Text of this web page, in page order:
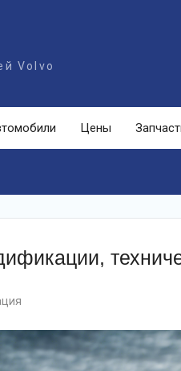
Volvo
Цены